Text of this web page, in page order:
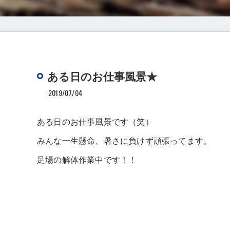
ある日のお仕事風景★
2019/07/04
ある日のお仕事風景です（笑）
みんな一生懸命、暑さに負けず頑張ってます。
足場の解体作業中です！！